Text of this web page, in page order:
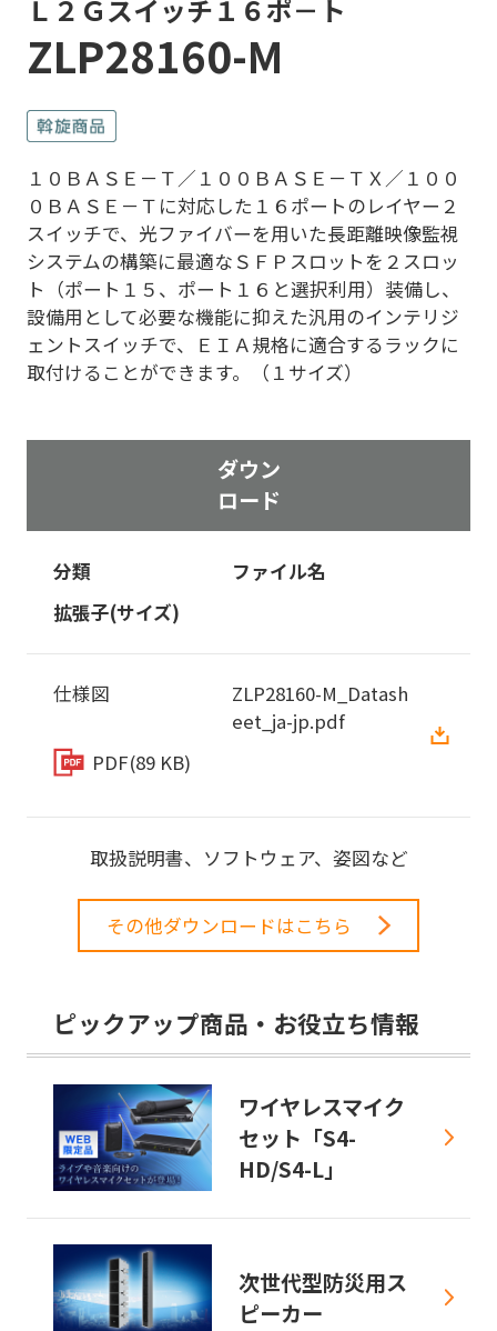
Ｌ２Ｇスイッチ１６ポ－ト
ZLP28160-M
１０ＢＡＳＥ－Ｔ／１００ＢＡＳＥ－ＴＸ／１００
０ＢＡＳＥ－Ｔに対応した１６ポートのレイヤー２
スイッチで、光ファイバーを用いた長距離映像監視
システムの構築に最適なＳＦＰスロットを２スロッ
ト（ポート１５、ポート１６と選択利用）装備し、
設備用として必要な機能に抑えた汎用のインテリジ
ェントスイッチで、ＥＩＡ規格に適合するラックに
取付けることができます。（１サイズ）
ダウン
ロード
分類
ファイル名
拡張子(サイズ)
仕様図
ZLP28160-M_Datash
eet_ja-jp.pdf
PDF(89 KB)
取扱説明書、ソフトウェア、姿図など
その他ダウンロードはこちら
ピックアップ商品・お役立ち情報
ワイヤレスマイク
セット「S4-
HD/S4-L」
次世代型防災用ス
ピーカー